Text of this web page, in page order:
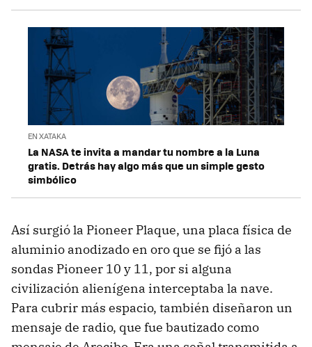
EN XATAKA
La NASA te invita a mandar tu nombre a la Luna
gratis. Detrás hay algo más que un simple gesto
simbólico
Así surgió la Pioneer Plaque, una placa física de
aluminio anodizado en oro que se fijó a las
sondas Pioneer 10 y 11, por si alguna
civilización alienígena interceptaba la nave.
Para cubrir más espacio, también diseñaron un
mensaje de radio, que fue bautizado como